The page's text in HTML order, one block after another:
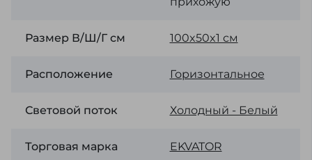
Размер В/Ш/Г см 100x50x1 см
Расположение Горизонтальное
Световой поток Холодный - Белый
Торговая марка EKVATOR